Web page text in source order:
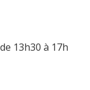
13h30 à 17h